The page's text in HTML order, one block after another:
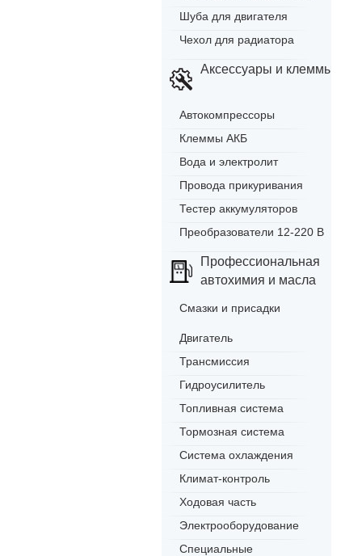
Шуба для двигателя
Чехол для радиатора
Аксессуары и клеммы
Автокомпрессоры
Клеммы АКБ
Вода и электролит
Провода прикуривания
Тестер аккумуляторов
Преобразователи 12-220 В
Профессиональная
автохимия и масла
Смазки и присадки
Двигатель
Трансмиссия
Гидроусилитель
Топливная система
Тормозная система
Система охлаждения
Климат-контроль
Ходовая часть
Электрооборудование
Специальные